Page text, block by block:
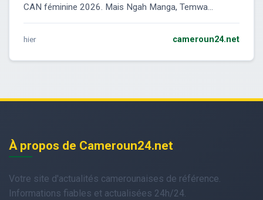
CAN féminine 2026. Mais Ngah Manga, Temwa...
hier cameroun24.net
À propos de Cameroun24.net
Votre site d'actualités camerounaises de référence.
Informations fiables et actualisées 24h/24.